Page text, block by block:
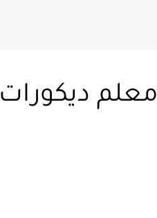
تركيب فواصل بارتشن بمكة جوال:٠٥٥٢٣٥٨٠٨٧ معلم ديكورات